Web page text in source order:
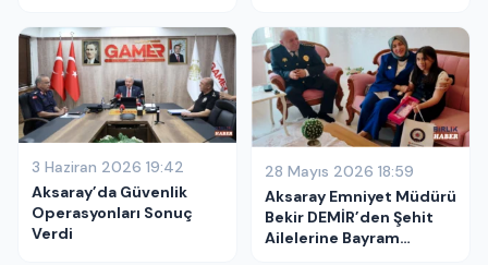
3 Haziran 2026 19:42
Aksaray’da Güvenlik
Operasyonları Sonuç
Verdi
28 Mayıs 2026 18:59
Aksaray Emniyet Müdürü
Bekir DEMİR’den Şehit
Ailelerine Bayram